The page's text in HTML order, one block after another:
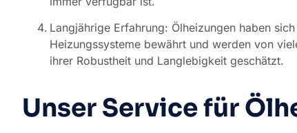
Langjährige Erfahrung: Ölheizungen haben
Heizungssysteme bewährt und werden von
ihrer Robustheit und Langlebigkeit geschätzt.
Unser Service für